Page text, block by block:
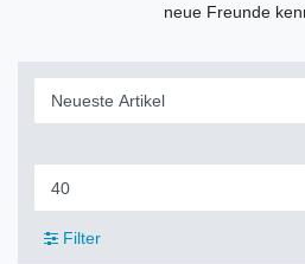
neue Freunde
Filter